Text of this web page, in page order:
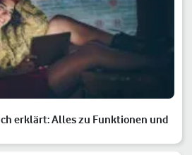
erklärt: Alles zu Funktionen und